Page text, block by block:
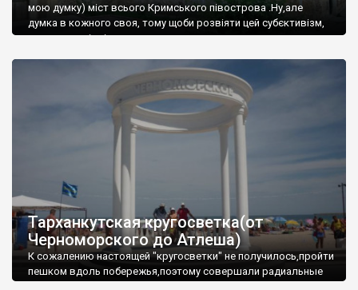
мою думку) міст всього Кримського півострова .Ну,але
думка в кожного своя, тому щоби розвіяти цей субєктивізм,
запрошую відвідати це
Тарханкутская кругосветка(от
Черноморского до Атлеша)
К сожалению настоящей "кругосветки" не получилось,пройти
пешком вдоль побережья,поэтому совершали радиальные